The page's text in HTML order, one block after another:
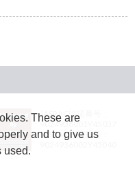
JASRAC許諾番号：
9024936001Y45037
JASRAC許諾番号：
These are
and to give us
used.